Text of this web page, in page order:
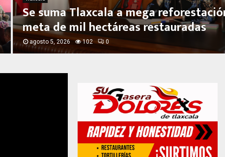
Se suma Tlaxcala a mega
meta de mil hectáreas restauradas
agosto 5, 2026 102 0